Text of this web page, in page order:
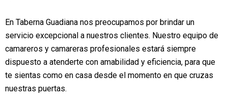
En Taberna Guadiana nos preocupamos por brindar un
servicio excepcional a nuestros clientes. Nuestro equipo de
camareros y camareras profesionales estará siempre
dispuesto a atenderte con amabilidad y eficiencia, para que
te sientas como en casa desde el momento en que cruzas
nuestras puertas.